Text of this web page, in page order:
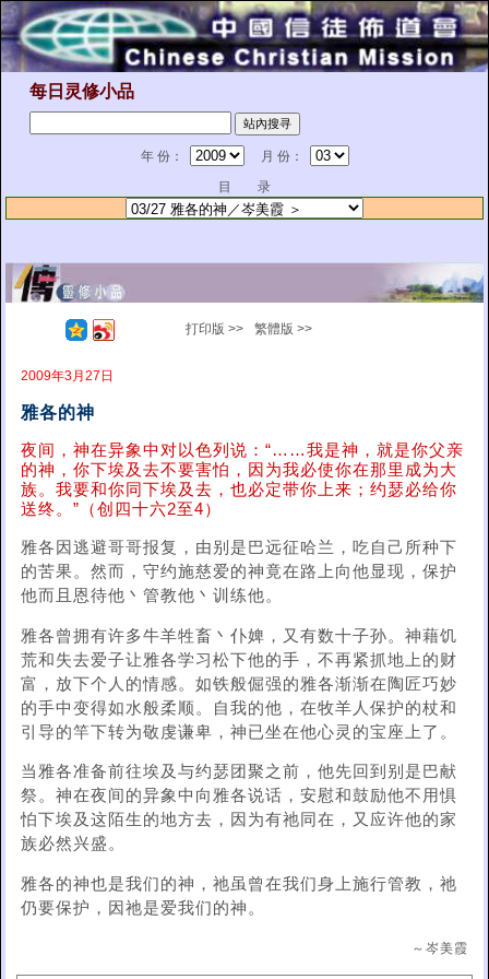
每日灵修小品
年 份：
月 份：
目 录
打印版 >> 繁體版 >>
2009年3月27日
雅各的神
夜间，神在异象中对以色列说：“……我是神，就是你父亲
的神，你下埃及去不要害怕，因为我必使你在那里成为大
族。我要和你同下埃及去，也必定带你上来；约瑟必给你
送终。”（创四十六2至4）
雅各因逃避哥哥报复，由别是巴远征哈兰，吃自己所种下
的苦果。然而，守约施慈爱的神竟在路上向他显现，保护
他而且恩待他丶管教他丶训练他。
雅各曾拥有许多牛羊牲畜丶仆婢，又有数十子孙。神藉饥
荒和失去爱子让雅各学习松下他的手，不再紧抓地上的财
富，放下个人的情感。如铁般倔强的雅各渐渐在陶匠巧妙
的手中变得如水般柔顺。自我的他，在牧羊人保护的杖和
引导的竿下转为敬虔谦卑，神已坐在他心灵的宝座上了。
当雅各准备前往埃及与约瑟团聚之前，他先回到别是巴献
祭。神在夜间的异象中向雅各说话，安慰和鼓励他不用惧
怕下埃及这陌生的地方去，因为有祂同在，又应许他的家
族必然兴盛。
雅各的神也是我们的神，祂虽曾在我们身上施行管教，祂
仍要保护，因祂是爱我们的神。
～岑美霞